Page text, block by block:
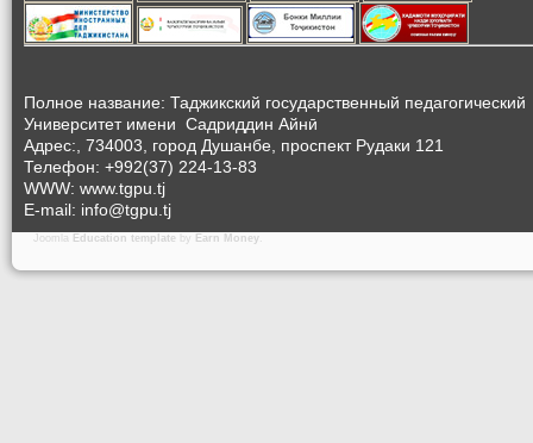
Полное название: Таджикский государственный педагогический
Университет имени Садриддин Айнӣ
Адрес:, 734003, город Душанбе, проспект Рудаки 121
Телефон: +992(37) 224-13-83
WWW: www.tgpu.tj
E-mail: info@tgpu.tj
Joomla Education template by Earn Money.